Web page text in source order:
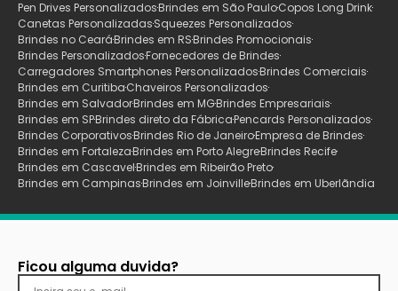
Pen Drives PersonalizadosBrindes em São PauloCopos Long Drink
Canetas PersonalizadasSqueezes Personalizados
Brindes no CearáBrindes em RSBrindes Promocionais
Brindes PersonalizadosFornecedores de Brindes
Carregadores Smartphones PersonalizadosBrindes Comerciais
Brindes em CuritibaChaveiros Personalizados
Brindes em SalvadorBrindes em MGBrindes Empresariais
Brindes em SPBrindes direto da FábricaPencards Personalizados
Brindes CorporativosBrindes Rio de JaneiroEmpresa de Brindes
Brindes em FortalezaBrindes em Porto AlegreBrindes Recife
Brindes em CascavelBrindes em Ribeirão Preto
Brindes em CampinasBrindes em JoinvilleBrindes em Uberlãndia
Ficou alguma duvida?